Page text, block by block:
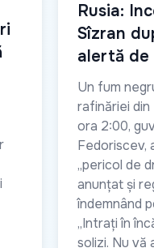
Rusia:
Sîzran
alertă de
Un fum
rafinăriei din
ora 2:00,
Fedoriscev,
„pericol de
anunțat și
îndemnând
„Intrați în
solizi. Nu vă